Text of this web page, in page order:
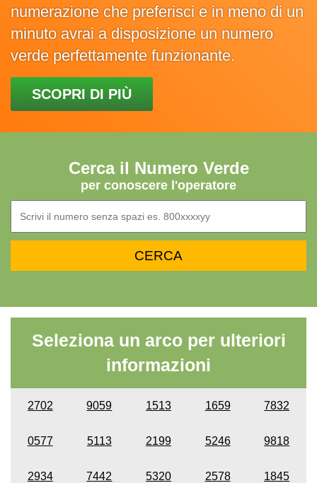
numerazione che preferisci e in meno di un
minuto avrai a disposizione un numero
verde perfettamente funzionante.
SCOPRI DI PIÙ
Cerca il Numero Verde
per conoscere l'operatore
Seleziona un arco per ulteriori
informazioni
2702 9059 1513 1659 7832
0577 5113 2199 5246 9818
2934 7442 5320 2578 1845